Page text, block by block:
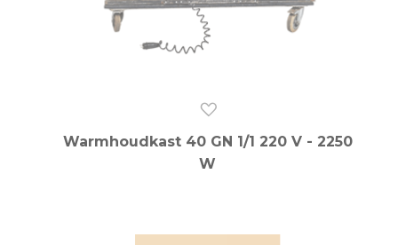
Warmhoudkast 40 GN 1/1 220 V - 2250
W